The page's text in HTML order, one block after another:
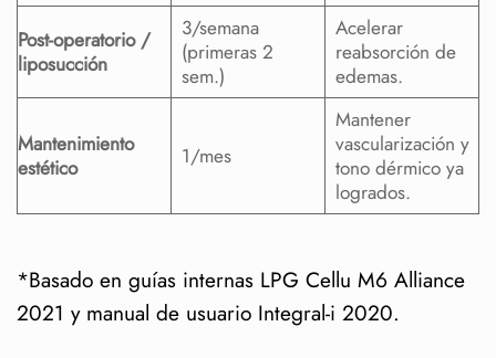
Post-operatorio /
liposucción
3/semana
(primeras 2
sem.)
Acelerar
reabsorción de
edemas.
Mantenimiento
estético
1/mes
Mantener
vascularización y
tono dérmico ya
logrados.
*Basado en guías internas LPG Cellu M6 Alliance
2021 y manual de usuario Integral-i 2020.